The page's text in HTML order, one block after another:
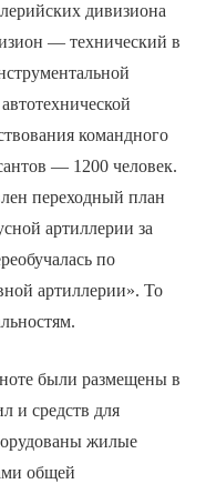
дивизиона
— технический в
командного
— 1200 человек.
переходный план
артиллерии за
по
артиллерии». То
были размещены в
и средств для
жилые
общей